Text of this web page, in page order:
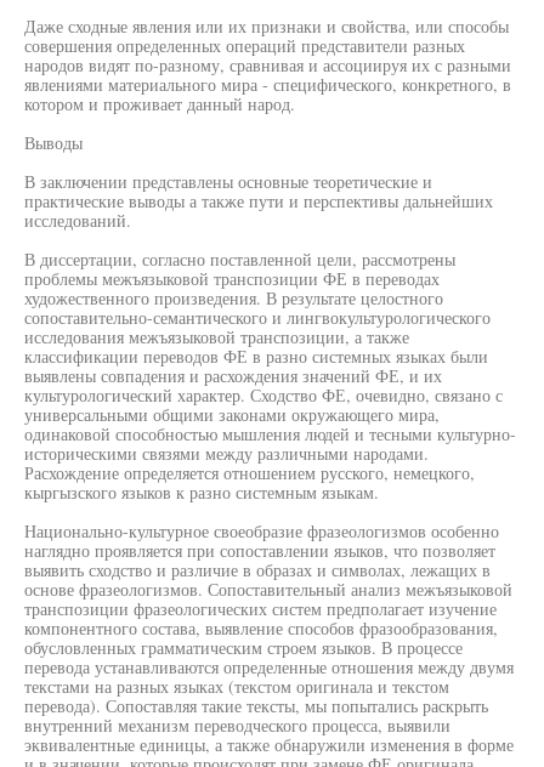
Даже сходные явления или их признаки и свойства, или способы
совершения определенных операций представители разных
народов видят по-разному, сравнивая и ассоциируя их с разными
явлениями материального мира - специфического, конкретного, в
котором и проживает данный народ.
Выводы
В заключении представлены основные теоретические и
практические выводы а также пути и перспективы дальнейших
исследований.
В диссертации, согласно поставленной цели, рассмотрены
проблемы межъязыковой транспозиции ФЕ в переводах
художественного произведения. В результате целостного
сопоставительно-семантического и лингвокультурологического
исследования межъязыковой транспозиции, а также
классификации переводов ФЕ в разно системных языках были
выявлены совпадения и расхождения значений ФЕ, и их
культурологический характер. Сходство ФЕ, очевидно, связано с
универсальными общими законами окружающего мира,
одинаковой способностью мышления людей и тесными культурно-
историческими связями между различными народами.
Расхождение определяется отношением русского, немецкого,
кыргызского языков к разно системным языкам.
Национально-культурное своеобразие фразеологизмов особенно
наглядно проявляется при сопоставлении языков, что позволяет
выявить сходство и различие в образах и символах, лежащих в
основе фразеологизмов. Сопоставительный анализ межъязыковой
транспозиции фразеологических систем предполагает изучение
компонентного состава, выявление способов фразообразования,
обусловленных грамматическим строем языков. В процессе
перевода устанавливаются определенные отношения между двумя
текстами на разных языках (текстом оригинала и текстом
перевода). Сопоставляя такие тексты, мы попытались раскрыть
внутренний механизм переводческого процесса, выявили
эквивалентные единицы, а также обнаружили изменения в форме